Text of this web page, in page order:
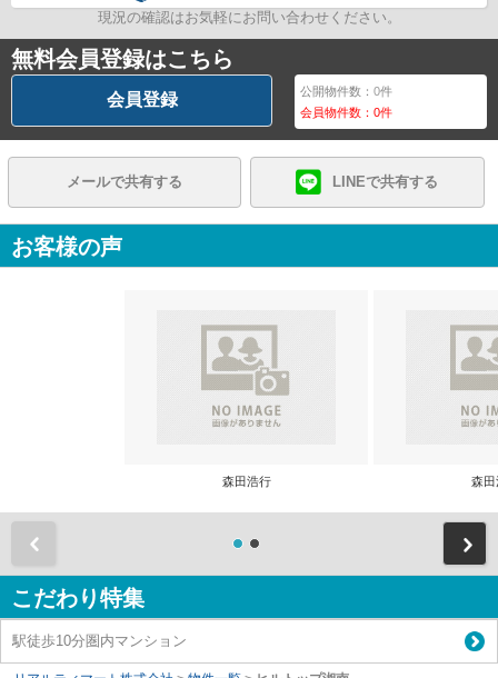
現況の確認はお気軽にお問い合わせください。
無料会員登録はこちら
会員登録 公開物件数：0件
会員物件数：0件
メールで共有する LINEで共有する
お客様の声
森田浩行 森田
こだわり特集
駅徒歩10分圏内マンション